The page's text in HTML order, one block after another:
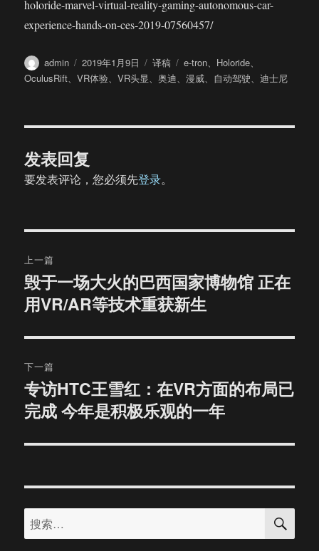
holoride-marvel-virtual-reality-gaming-autonomous-car-
experience-hands-on-ces-2019-07560457/
作
者
admin
发
布
2019年1月9日
分
类
译稿
标
签
e-tron、 Holoride、
OculusRift、VR体验、VR头显、奥迪、漫威、 自动驾驶、迪士尼
发表回复
要发表评论，您必须先登录。
章
导
航
上一篇
上
篇
章：
毁于一场大火的巴西国家博物馆 正在
用VR/AR等技术重获新生
下一篇
下
篇
章：
专访HTC王雪红：在VR方面的布局已
完成 今年是积极乐观的一年
搜
索：
搜